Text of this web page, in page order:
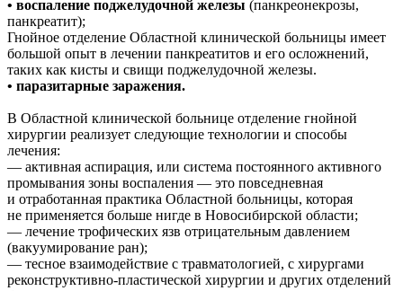
• воспаление поджелудочной железы (панкреонекрозы,
панкреатит);
Гнойное отделение Областной клинической больницы имеет
большой опыт в лечении панкреатитов и его осложнений,
таких как кисты и свищи поджелудочной железы.
• паразитарные заражения.
В Областной клинической больнице отделение гнойной
хирургии реализует следующие технологии и способы
лечения:
— активная аспирация, или система постоянного активного
промывания зоны воспаления — это повседневная
и отработанная практика Областной больницы, которая
не применяется больше нигде в Новосибирской области;
— лечение трофических язв отрицательным давлением
(вакуумирование ран);
— тесное взаимодействие с травматологией, с хирургами
реконструктивно-пластической хирургии и других отделений